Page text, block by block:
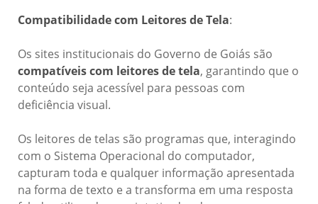
Compatibilidade com Leitores de Tela:
Os sites institucionais do Governo de Goiás são
compatíveis com leitores de tela, garantindo que o
conteúdo seja acessível para pessoas com
deficiência visual.
Os leitores de telas são programas que, interagindo
com o Sistema Operacional do computador,
capturam toda e qualquer informação apresentada
na forma de texto e a transforma em uma resposta